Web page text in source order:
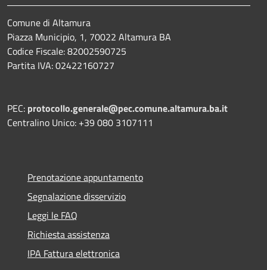
Comune di Altamura
Piazza Municipio, 1, 70022 Altamura BA
Codice Fiscale: 82002590725
Partita IVA: 02422160727
PEC: protocollo.generale@pec.comune.altamura.ba.it
Centralino Unico: +39 080 3107111
Prenotazione appuntamento
Segnalazione disservizio
Leggi le FAQ
Richiesta assistenza
IPA Fattura elettronica